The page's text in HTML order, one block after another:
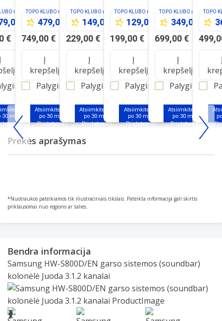
nariams
€
€
jau
30 min.
TOPO KLUBO nariams
479,00 €
749,00 €
Atsiimkite jau
po 30 min.
Į
krepšelį
Palyginti
TOPO KLUBO nariams
149,00 €
229,00 €
Atsiimkite jau
po 30 min.
Į
krepšelį
Palyginti
TOPO KLUBO nariams
129,00 €
199,00 €
Atsiimkite jau
po 30 min.
Į
krepšelį
Palyginti
TOPO KLUBO nariams
349,00 €
699,00 €
Atsiimkite jau
po 30 min.
Į
krepšelį
Palyginti
TOPO
Item
Prekės aprašymas
*Nuotraukos pateikiamos tik iliustraciniais tikslais. Pateikta informacija gali skirtis
priklausomai nuo regiono ar šalies.
Bendra informacija
Samsung HW-S800D/EN garso sistemos (soundbar)
kolonėlė Juoda 3.1.2 kanalai
Slide 1 of 17
❮
❯